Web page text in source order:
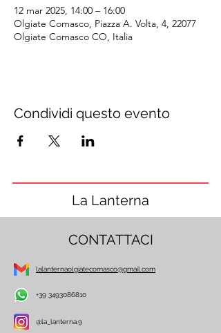
12 mar 2025, 14:00 – 16:00
Olgiate Comasco, Piazza A. Volta, 4, 22077
Olgiate Comasco CO, Italia
Condividi questo evento
La Lanterna
CONTATTACI
lalanternaolgiatecomasco@gmail.com
+39 3493086810
@la_lanterna.9